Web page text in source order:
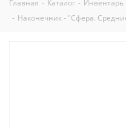
Главная - Каталог - Инвентарь
- Наконечник - "Сфера.